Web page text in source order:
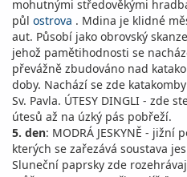
mohutnými středověkými
půl ostrova . Mdina je klidné
aut. Působí jako obrovský
jehož pamětihodnosti se
převážně zbudováno nad
doby. Nachází se zde
Sv. Pavla. ÚTESY DINGLI - zde
útesů až na úzký pás pobřeží.
5. den: MODRÁ JESKYNĚ -
kterých se zařezává soustava
Sluneční paprsky zde